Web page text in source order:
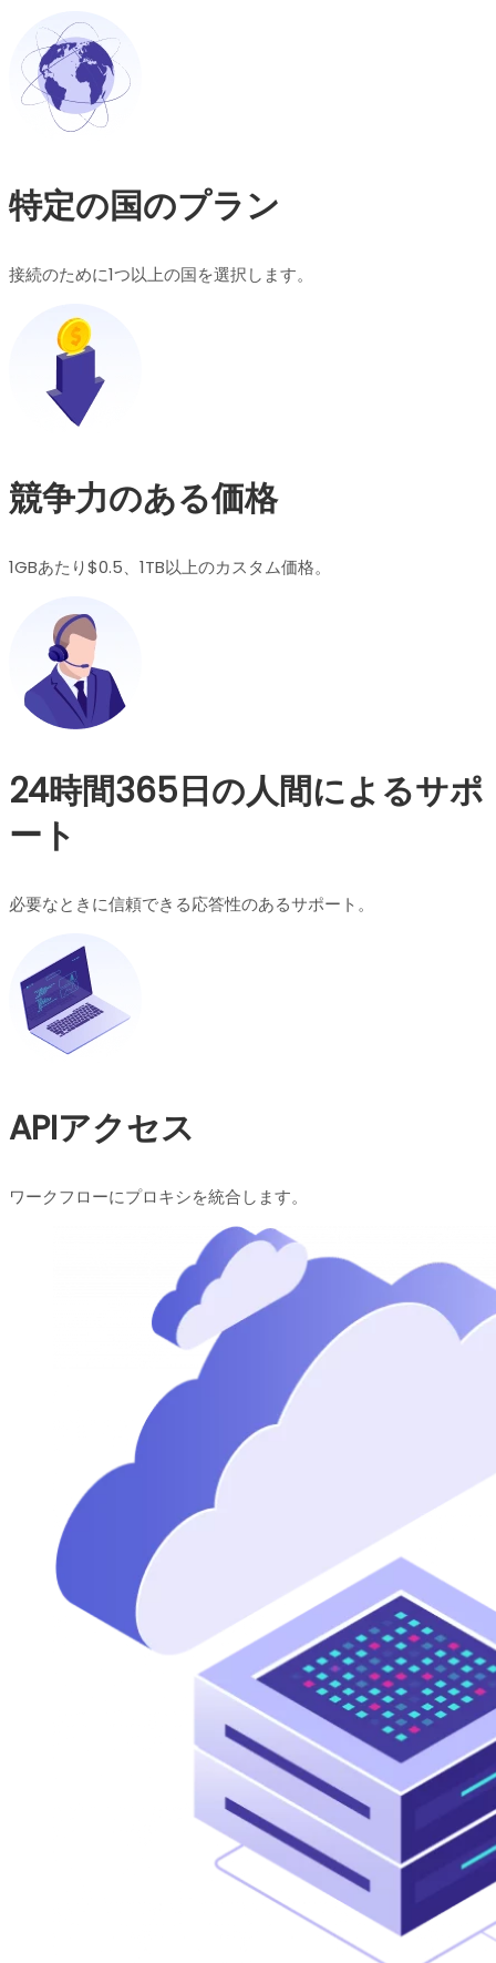
特定の国のプラン
接続のために1つ以上の国を選択します。
競争力のある価格
1GBあたり$0.5、1TB以上のカスタム価格。
24時間365日の人間によるサポ
ート
必要なときに信頼できる応答性のあるサポート。
APIアクセス
ワークフローにプロキシを統合します。